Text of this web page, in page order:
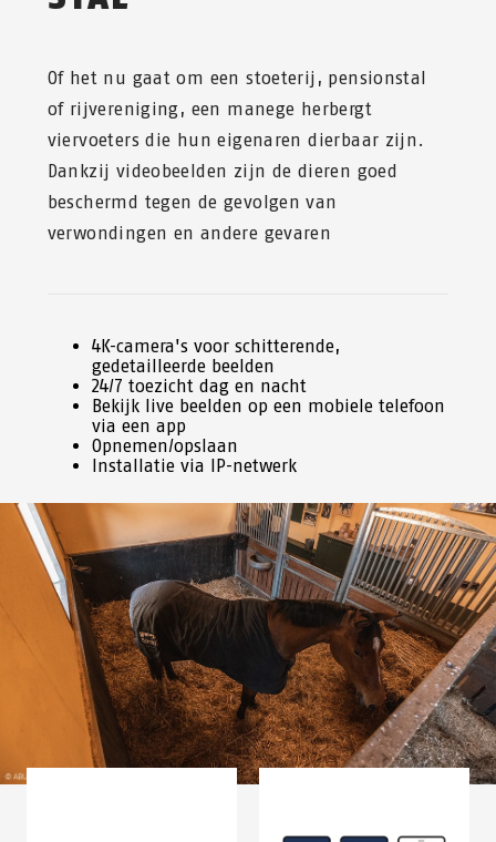
Of het nu gaat om een stoeterij, pensionstal
of rijvereniging, een manege herbergt
viervoeters die hun eigenaren dierbaar zijn.
Dankzij videobeelden zijn de dieren goed
beschermd tegen de gevolgen van
verwondingen en andere gevaren
4K-camera's voor schitterende,
gedetailleerde beelden
24/7 toezicht dag en nacht
Bekijk live beelden op een mobiele telefoon
via een app
Opnemen/opslaan
Installatie via IP-netwerk